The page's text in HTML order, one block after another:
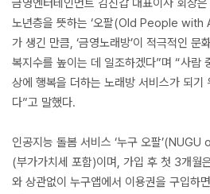
금영엔터테인먼트 김진갑 대표이사 회장
노년층을 뜻하는 ‘오팔(Old People with
가 생긴 만큼, ‘금영노래방’이 적극적인 문
복지수를 높이는 데 일조하겠다”며 “사람
상에 행복을 더하는 노래방 서비스가 되기
다”고 말했다.
인공지능 돌봄 서비스 ‘누구 오팔
(부가가치세 포함)이며, 가입 후 첫 3개월
와 상관없이 누구앱에서 이용권을 구입하